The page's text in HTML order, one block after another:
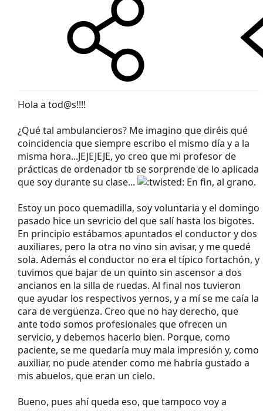
Hola a tod@s!!!!
¿Qué tal ambulancieros? Me imagino que diréis qué
coincidencia que siempre escribo el mismo día y a la
misma hora...JEJEJEJE, yo creo que mi profesor de
prácticas de ordenador tb se sorprende de lo aplicada
que soy durante su clase...
En fin, al grano.
Estoy un poco quemadilla, soy voluntaria y el domingo
pasado hice un sevricio del que salí hasta los bigotes.
En principio estábamos apuntados el conductor y dos
auxiliares, pero la otra no vino sin avisar, y me quedé
sola. Además el conductor no era el típico fortachón, y
tuvimos que bajar de un quinto sin ascensor a dos
ancianos en la silla de ruedas. Al final nos tuvieron
que ayudar los respectivos yernos, y a mí se me caía la
cara de vergüenza. Creo que no hay derecho, que
ante todo somos profesionales que ofrecen un
servicio, y debemos hacerlo bien. Porque, como
paciente, se me quedaría muy mala impresión y, como
auxiliar, no pude atender como me habría gustado a
mis abuelos, que eran un cielo.
Bueno, pues ahí queda eso, que tampoco voy a